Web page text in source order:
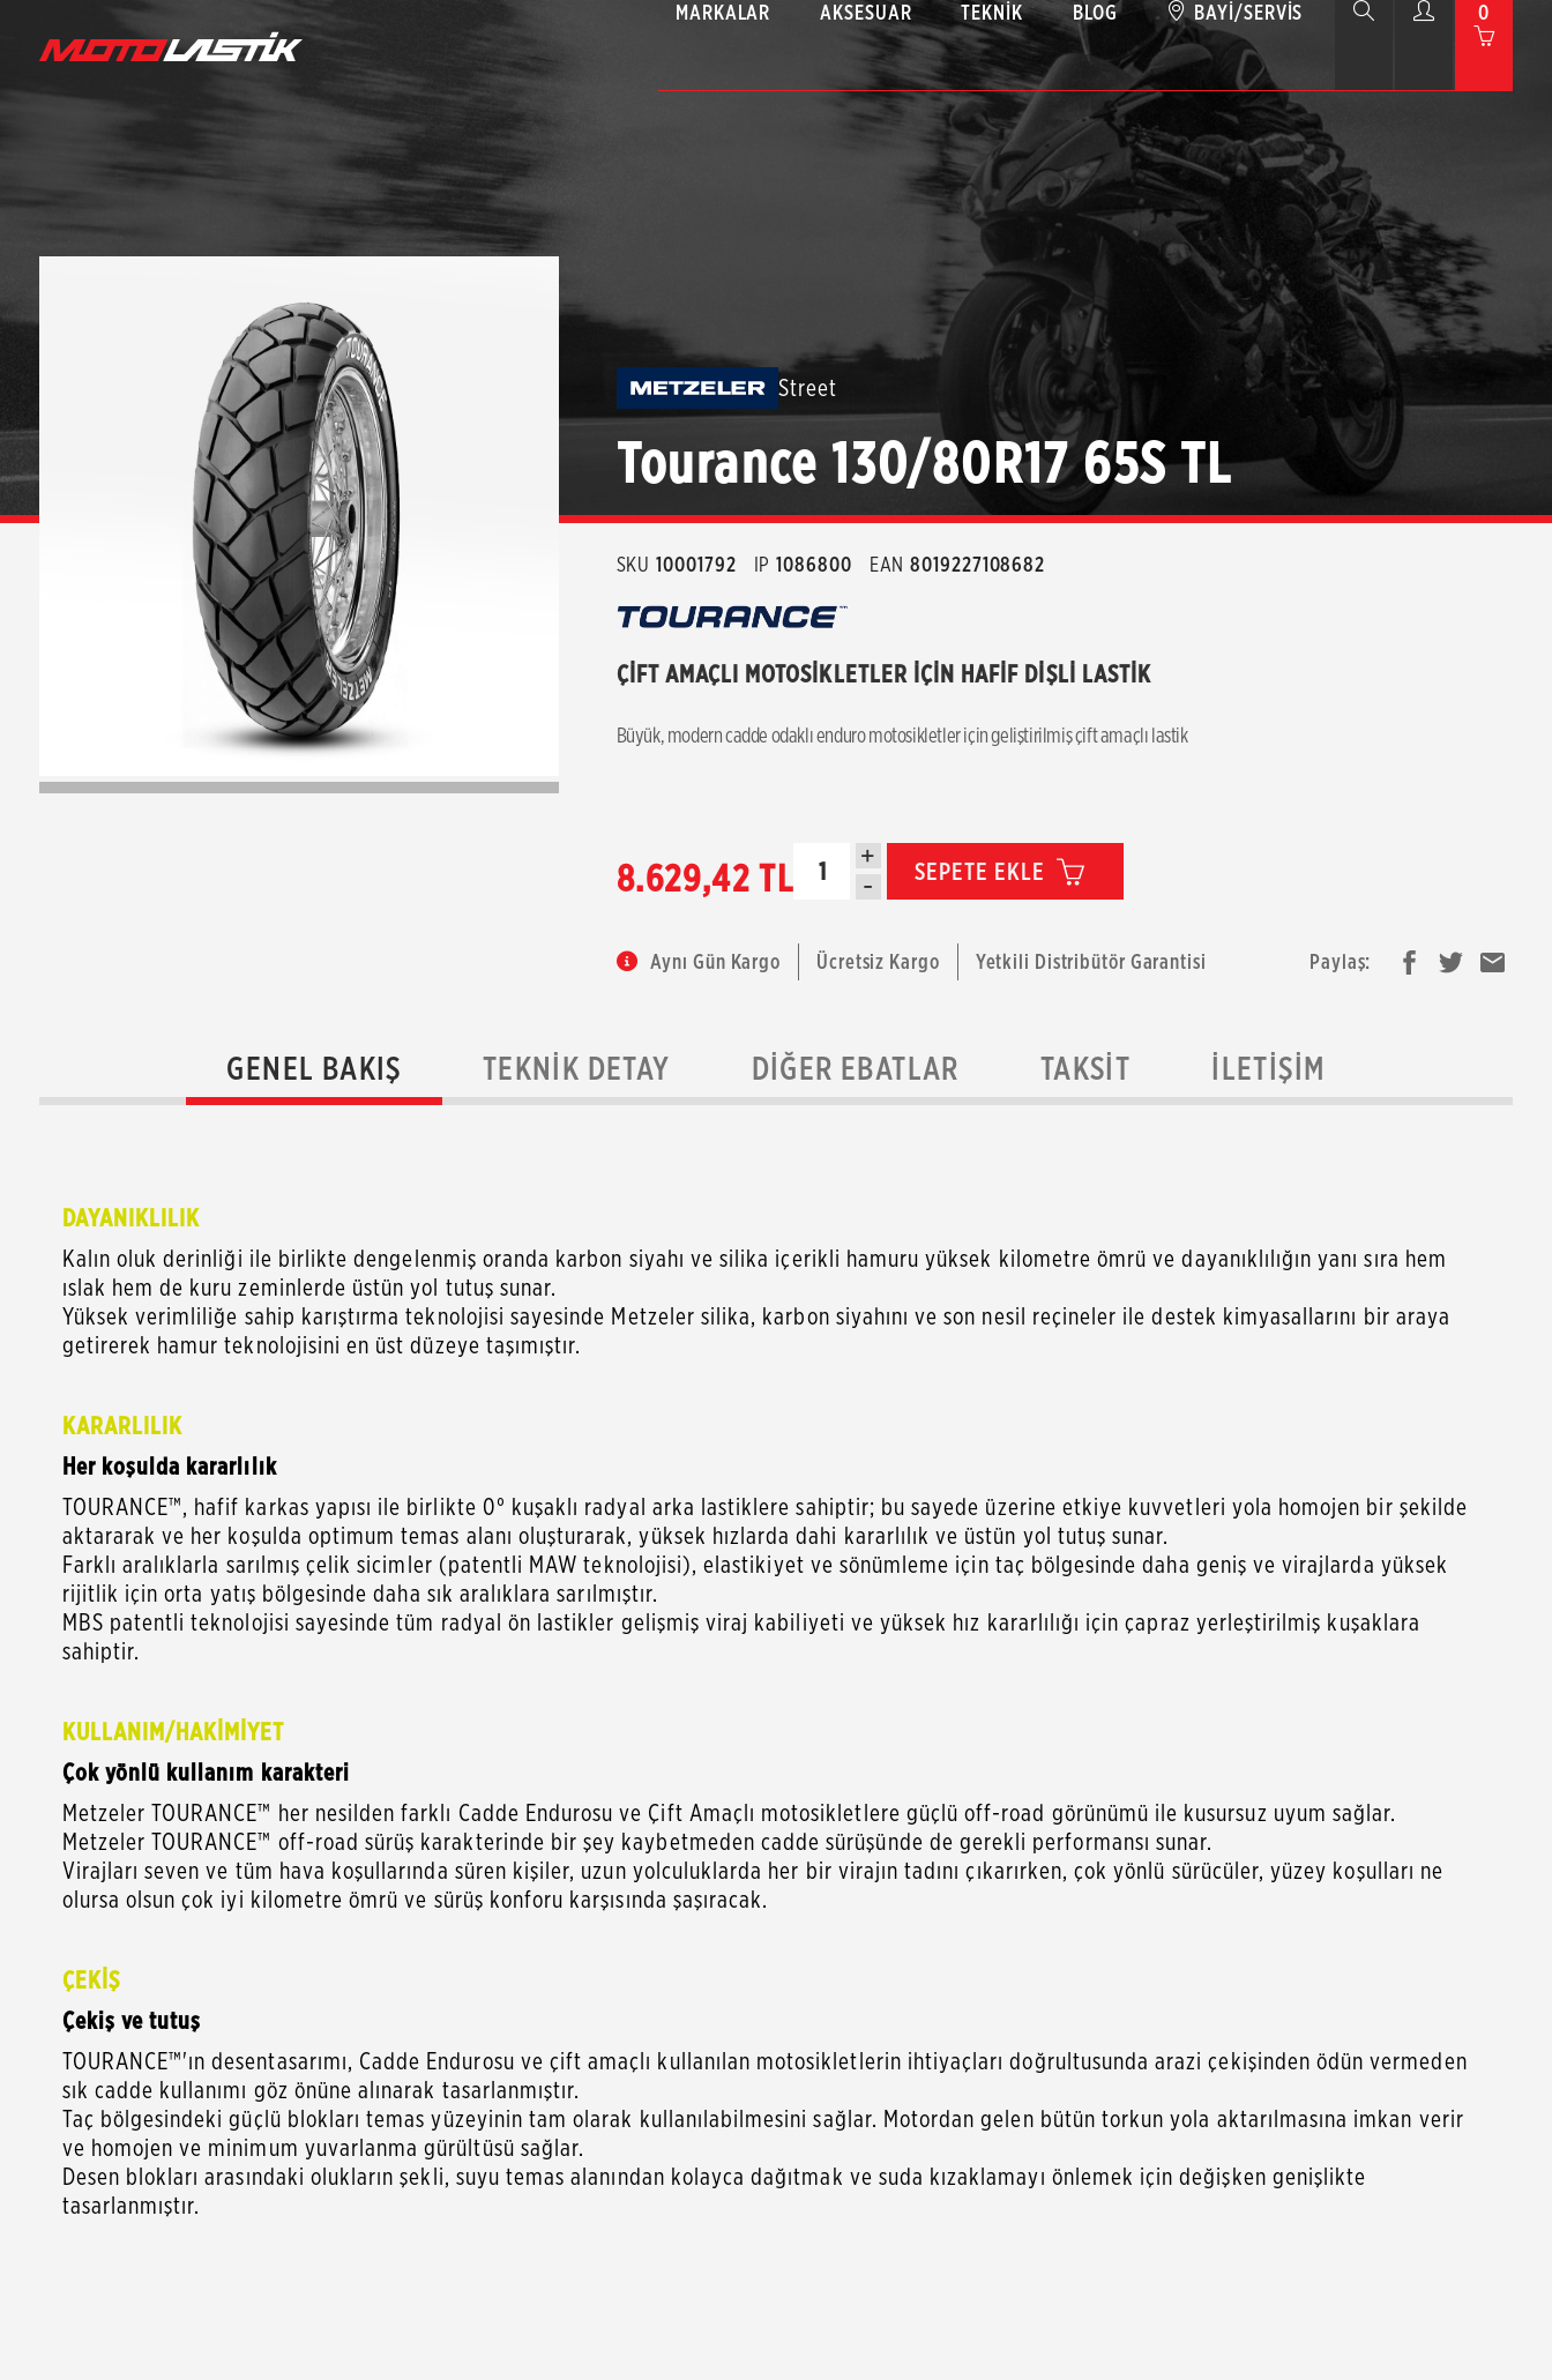
MARKALAR AKSESUAR TEKNIK BLOG BAYI/SERVIS 0
Street
Tourance 130/80R17 65S TL
SKU 10001792 IP 1086800 EAN 8019227108682
ÇİFT AMAÇLI MOTOSİKLETLER İÇİN HAFİF DİŞLİ LASTİK
Büyük, modern cadde odaklı enduro motosikletler için geliştirilmiş çift amaçlı lastik
8.629,42 TL +
- SEPETE EKLE
Aynı Gün Kargo Ücretsiz Kargo Yetkili Distribütör Garantisi Paylaş:
GENEL BAKIŞ TEKNIK DETAY DIĞER EBATLAR TAKSIT İLETIŞIM
DAYANIKLILIK
Kalın oluk derinliği ile birlikte dengelenmiş oranda karbon siyahı ve silika içerikli hamuru yüksek kilometre ömrü ve dayanıklılığın yanı sıra hem
ıslak hem de kuru zeminlerde üstün yol tutuş sunar.
Yüksek verimliliğe sahip karıştırma teknolojisi sayesinde Metzeler silika, karbon siyahını ve son nesil reçineler ile destek kimyasallarını bir araya
getirerek hamur teknolojisini en üst düzeye taşımıştır.
KARARLILIK
Her koşulda kararlılık
TOURANCE™, hafif karkas yapısı ile birlikte 0° kuşaklı radyal arka lastiklere sahiptir; bu sayede üzerine etkiye kuvvetleri yola homojen bir şekilde
aktararak ve her koşulda optimum temas alanı oluşturarak, yüksek hızlarda dahi kararlılık ve üstün yol tutuş sunar.
Farklı aralıklarla sarılmış çelik sicimler (patentli MAW teknolojisi), elastikiyet ve sönümleme için taç bölgesinde daha geniş ve virajlarda yüksek
rijitlik için orta yatış bölgesinde daha sık aralıklara sarılmıştır.
MBS patentli teknolojisi sayesinde tüm radyal ön lastikler gelişmiş viraj kabiliyeti ve yüksek hız kararlılığı için çapraz yerleştirilmiş kuşaklara
sahiptir.
KULLANIM/HAKİMİYET
Çok yönlü kullanım karakteri
Metzeler TOURANCE™ her nesilden farklı Cadde Endurosu ve Çift Amaçlı motosikletlere güçlü off-road görünümü ile kusursuz uyum sağlar.
Metzeler TOURANCE™ off-road sürüş karakterinde bir şey kaybetmeden cadde sürüşünde de gerekli performansı sunar.
Virajları seven ve tüm hava koşullarında süren kişiler, uzun yolculuklarda her bir virajın tadını çıkarırken, çok yönlü sürücüler, yüzey koşulları ne
olursa olsun çok iyi kilometre ömrü ve sürüş konforu karşısında şaşıracak.
ÇEKİŞ
Çekiş ve tutuş
TOURANCE™'ın desentasarımı, Cadde Endurosu ve çift amaçlı kullanılan motosikletlerin ihtiyaçları doğrultusunda arazi çekişinden ödün vermeden
sık cadde kullanımı göz önüne alınarak tasarlanmıştır.
Taç bölgesindeki güçlü blokları temas yüzeyinin tam olarak kullanılabilmesini sağlar. Motordan gelen bütün torkun yola aktarılmasına imkan verir
ve homojen ve minimum yuvarlanma gürültüsü sağlar.
Desen blokları arasındaki olukların şekli, suyu temas alanından kolayca dağıtmak ve suda kızaklamayı önlemek için değişken genişlikte
tasarlanmıştır.